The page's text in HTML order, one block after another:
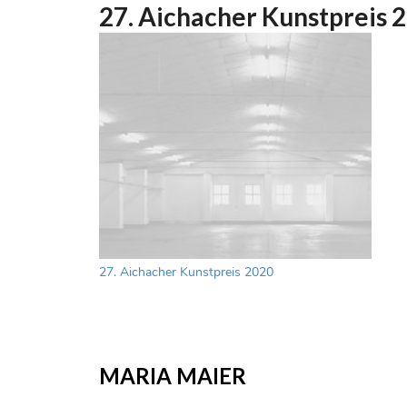
27. Aichacher Kunstpreis
Beitragsnavigation
27. Aichacher Kunstpreis 2020
MARIA MAIER